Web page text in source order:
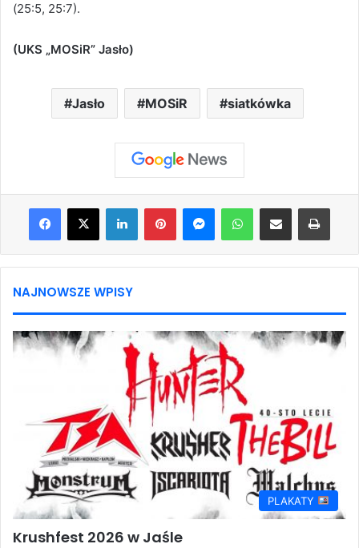
(25:5, 25:7).
(UKS „MOSiR” Jasło)
Jasło MOSiR siatkówka
Facebook
X LinkedInPinterestMessengerWhatsAppShare via Email Print
NAJNOWSZE WPISY
PLAKATY
Krushfest 2026 w Jaśle